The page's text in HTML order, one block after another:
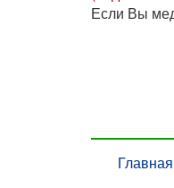
Если Вы
Главная